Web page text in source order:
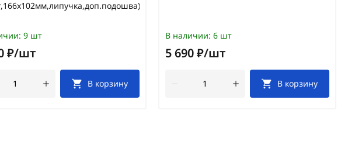
9 шт
₽/шт
В корзину
В наличии: 6 шт
5 690 ₽/шт
В корзину